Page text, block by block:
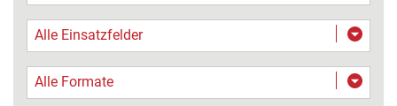
Alle Einsatzfelder
Alle Formate